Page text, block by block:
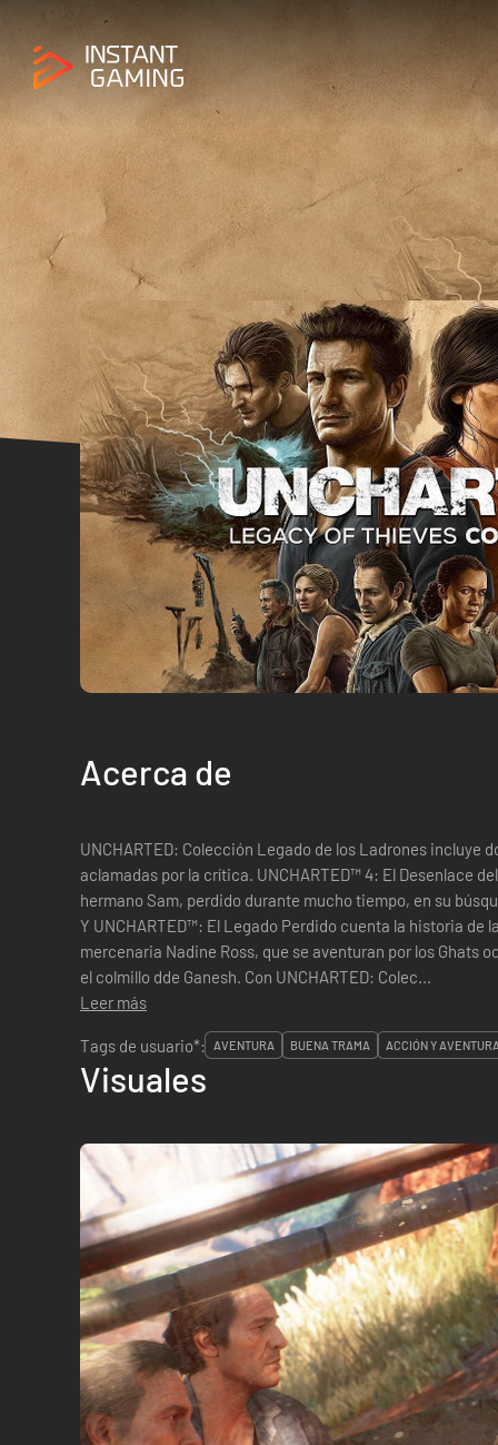
Acerca de
UNCHARTED: Colección Legado de los Ladrones incluye
aclamadas por la crítica. UNCHARTED™ 4: El Desenlace
hermano Sam, perdido durante mucho tiempo, en su
Y UNCHARTED™: El Legado Perdido cuenta la historia de
mercenaria Nadine Ross, que se aventuran por los Ghats
el colmillo dde Ganesh. Con UNCHARTED: Colec...
Leer más
Tags de usuario*:
AVENTURA BUENA TRAMA ACCIÓN Y AVENTURA
Visuales